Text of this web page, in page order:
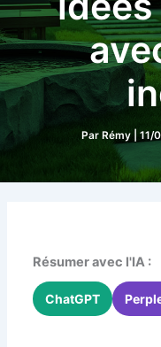
Par Rémy |11/
Résumer avec l'IA :
ChatGPT